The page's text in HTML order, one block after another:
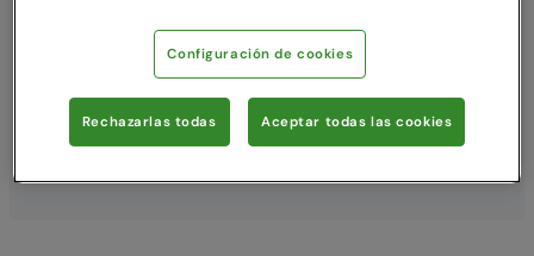
Número de pedido
Ver el seguimiento del pedido
Configuración de cookies
Rechazarlas todas Aceptar todas las cookies